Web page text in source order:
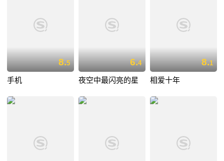
8.5
手机
6.4
夜空中最闪亮的星
8.1
相爱十年